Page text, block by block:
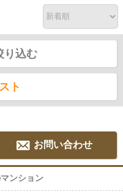
り込む
ト
お問い合わせ
ンション